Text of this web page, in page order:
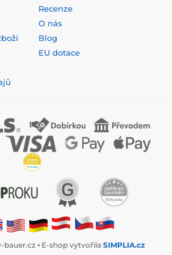
Recenze
O nás
Blog
EU dotace
⦁ E-shop vytvořila SIMPLIA.cz